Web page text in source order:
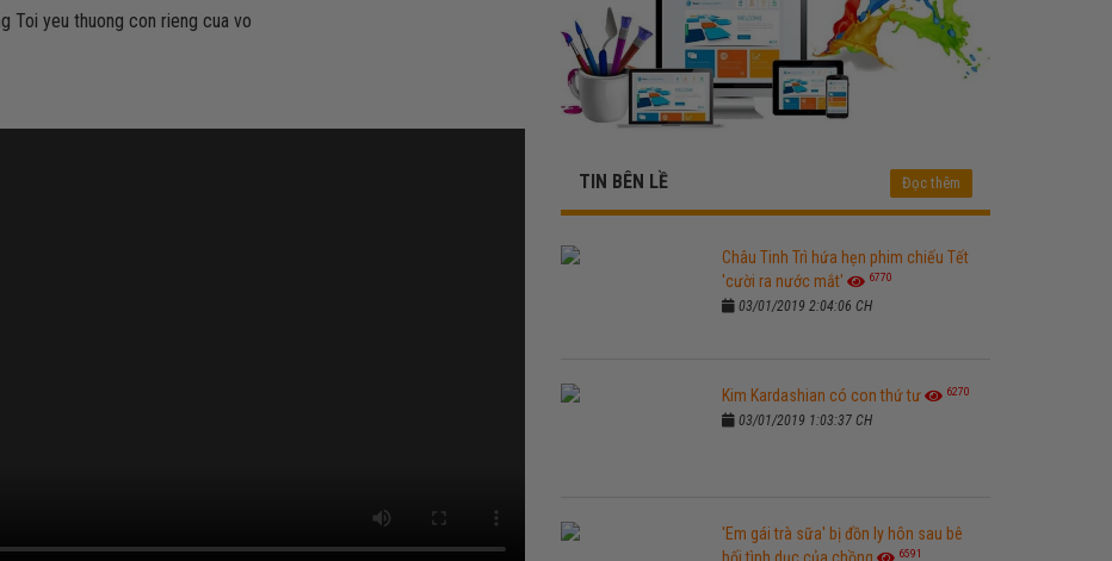
TIN BÊN LỀ Đọc thêm
Châu Tinh Trì hứa hẹn phim chiếu Tết
'cười ra nước mắt'
6770
03/01/2019 2:04:06 CH
Kim Kardashian có con thứ tư 6270
03/01/2019 1:03:37 CH
'Em gái trà sữa' bị đồn ly hôn sau bê
6591